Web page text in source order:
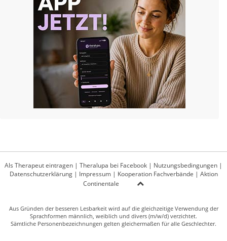
Als Therapeut eintragen | Theralupa bei Facebook | Nutzungsbedingungen |
Datenschutzerklärung| Impressum| Kooperation Fachverbände | Aktion
Continentale
Aus Gründen der besseren Lesbarkeit wird auf die gleichzeitige Verwendung der
Sprachformen männlich, weiblich und divers (m/w/d) verzichtet.
Sämtliche Personenbezeichnungen gelten gleichermaßen für alle Geschlechter.